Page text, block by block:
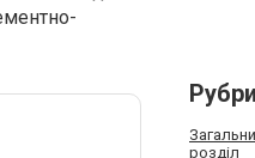
розділ